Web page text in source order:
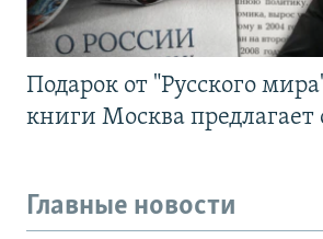
Подарок от "Русского
книги Москва предлагает
Главные новости